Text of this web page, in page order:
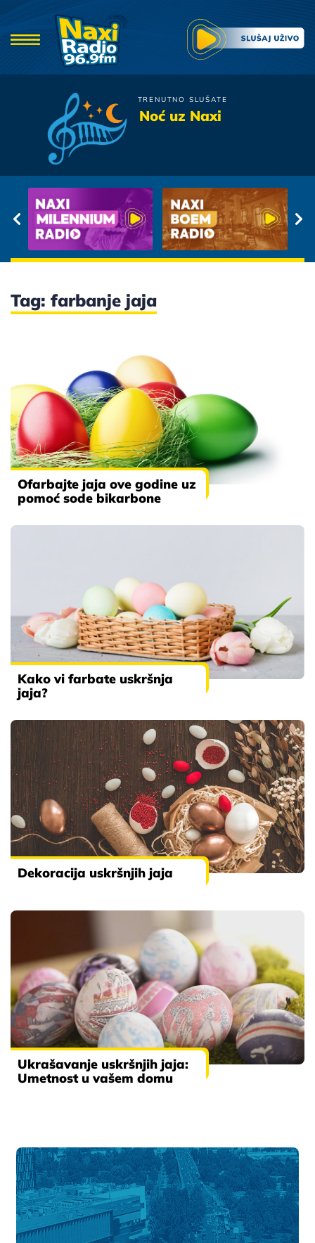
TRENUTNO SLUŠATE
Noć uz Naxi
Oliver Dragojevic
Tag: farbanje jaja
Ofarbajte jaja ove godine uz
pomoć sode bikarbone
Kako vi farbate uskršnja
jaja?
Dekoracija uskršnjih jaja
Ukrašavanje uskršnjih jaja:
Umetnost u vašem domu